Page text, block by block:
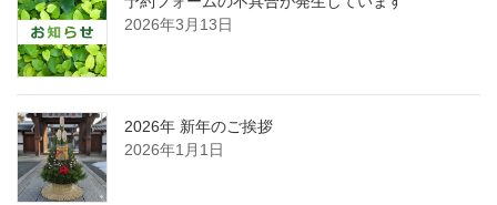
2026年3月13日
2026年 新年のご挨拶
2026年1月1日